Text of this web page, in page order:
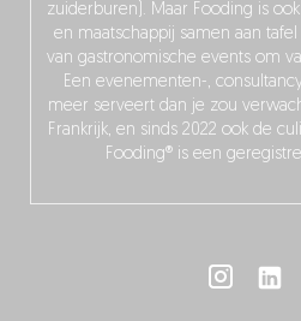
zuiderburen). Maar Fooding is
en maatschappij samen aan
van gastronomische events om
Een evenementen-,
meer serveert dan je zou
Frankrijk, en sinds 2022 ook de
Fooding® is een